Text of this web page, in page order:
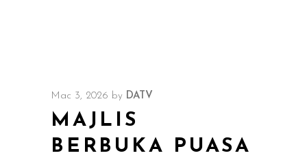
Mac 3, 2026 by DATV
MAJLIS
BERBUKA PUASA